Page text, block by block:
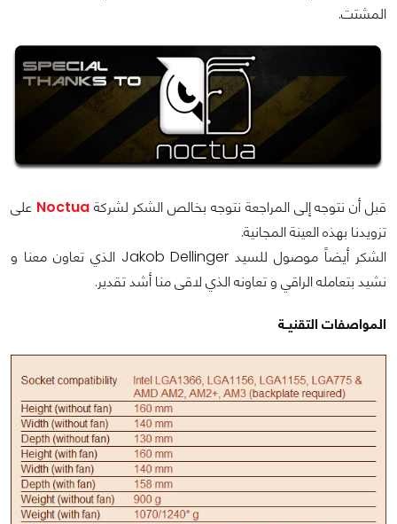
المشتت.
قبل أن نتوجه إلى المراجعة نتوجه بخالص الشكر لشركةNoctua على
تزويدنا بهذه العينة المجانية.
الشكر أيضاً موصول للسيد Jakob Dellinger الذي تعاون معنا و
نشيد بتعامله الراقي و تعاونه الذي لاقى منا أشد تقدير.
المواصفات التقنيــة